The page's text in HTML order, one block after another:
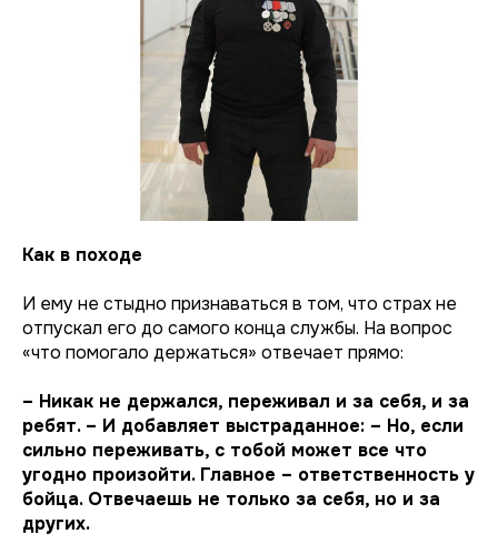
Как в походе
И ему не стыдно признаваться в том, что страх не
отпускал его до самого конца службы. На вопрос
«что помогало держаться» отвечает прямо:
– Никак не держался, переживал и за себя, и за
ребят. – И добавляет выстраданное: – Но, если
сильно переживать, с тобой может все что
угодно произойти. Главное – ответственность у
бойца. Отвечаешь не только за себя, но и за
других.